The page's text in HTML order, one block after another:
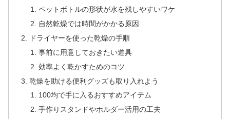
ペットボトルの形状が水を残しやすいワケ
自然乾燥では時間がかかる原因
ドライヤーを使った乾燥の手順
事前に用意しておきたい道具
効率よく乾かすためのコツ
乾燥を助ける便利グッズも取り入れよう
100均で手に入るおすすめアイテム
手作りスタンドやホルダー活用の工夫